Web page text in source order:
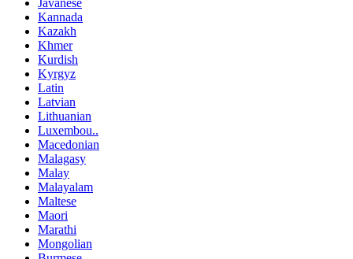
Kannada
Kazakh
Khmer
Kurdish
Kyrgyz
Latin
Latvian
Lithuanian
Luxembou..
Macedonian
Malagasy
Malay
Malayalam
Maltese
Maori
Marathi
Mongolian